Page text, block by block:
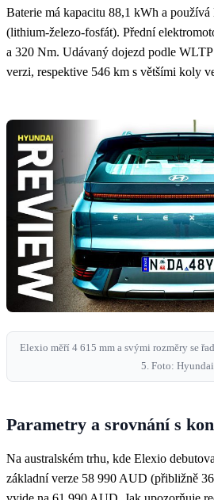
Baterie má kapacitu 88,1 kWh a
(lithium-železo-fosfát). Přední
a 320 Nm. Udávaný dojezd podle
verzi, respektive 546 km s většími koly
Elexio měří 4 615 mm a svými rozměry se
5. Foto: Hyundai
Parametry a srovnání s
Na australském trhu, kde Elexio
základní verze 58 990 AUD (přibližně